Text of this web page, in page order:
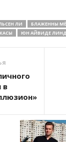
ЛИ БЛАЖЕННЫ
ЮН АЙВИДЕ
в